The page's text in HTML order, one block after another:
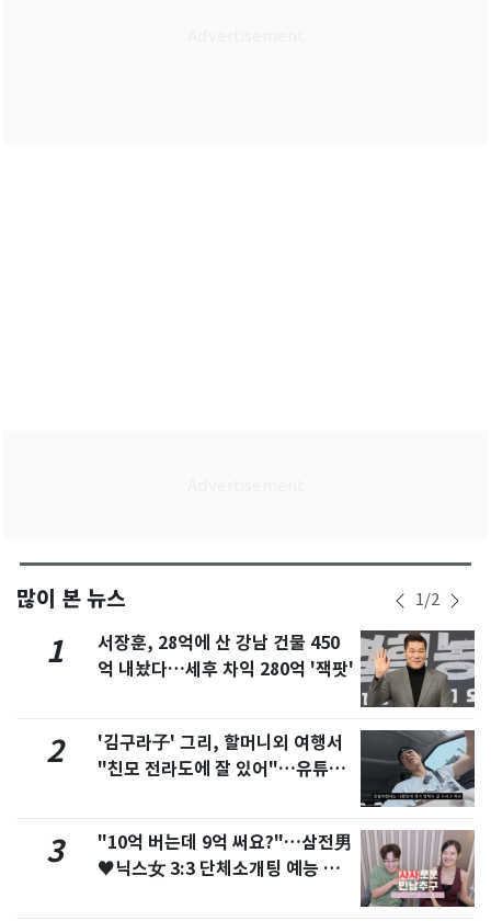
많이 본 뉴스 1/2
1
서장훈, 28억에 산 강남 건물 450
억 내놨다…세후 차익 280억 '잭팟'
2
'김구라子' 그리, 할머니외 여행서
"친모 전라도에 잘 있어"…유튜브
3
"10억 버는데 9억 써요?"…삼전男
♥닉스女 3:3 단체소개팅 예능 화